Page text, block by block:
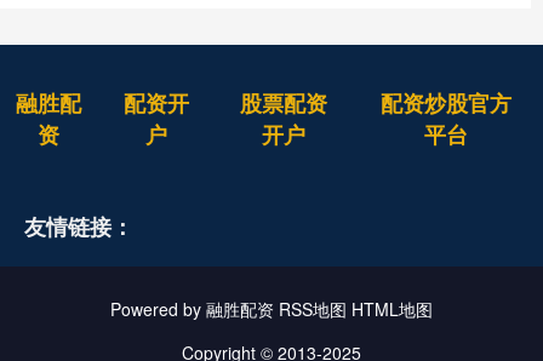
融胜配
资
配资开
户
股票配资
开户
配资炒股官方
平台
友情链接：
Powered by 融胜配资 RSS地图 HTML地图
Copyright © 2013-2025